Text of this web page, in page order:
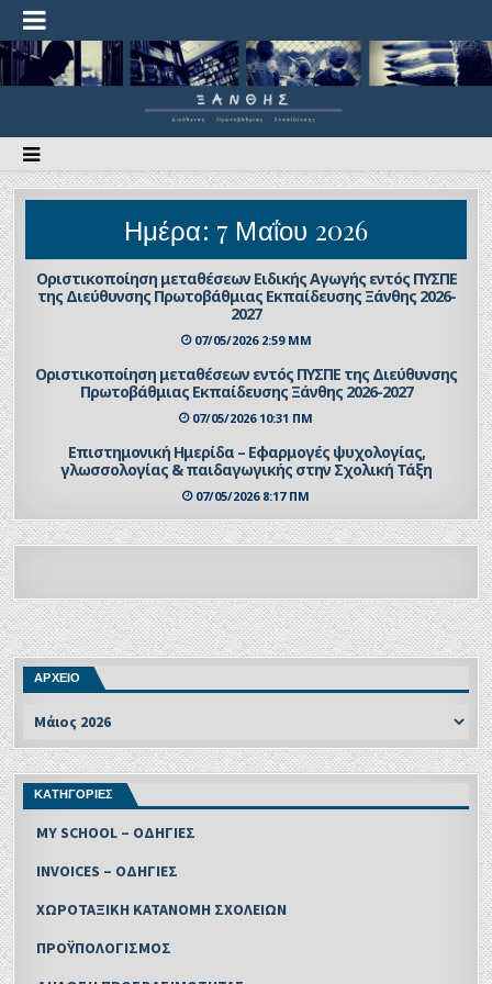
Ημέρα: 7 Μαΐου 2026
Οριστικοποίηση μεταθέσεων Ειδικής Αγωγής εντός ΠΥΣΠΕ
της Διεύθυνσης Πρωτοβάθμιας Εκπαίδευσης Ξάνθης 2026-
2027
07/05/2026 2:59 ΜΜ
Οριστικοποίηση μεταθέσεων εντός ΠΥΣΠΕ της Διεύθυνσης
Πρωτοβάθμιας Εκπαίδευσης Ξάνθης 2026-2027
07/05/2026 10:31 ΠΜ
Επιστημονική Ημερίδα – Εφαρμογές ψυχολογίας,
γλωσσολογίας & παιδαγωγικής στην Σχολική Τάξη
07/05/2026 8:17 ΠΜ
ΑΡΧΕΙΟ
ΚΑΤΗΓΟΡΙΕΣ
MY SCHOOL – ΟΔΗΓΙΕΣ
INVOICES – ΟΔΗΓΙΕΣ
ΧΩΡΟΤΑΞΙΚΗ ΚΑΤΑΝΟΜΗ ΣΧΟΛΕΙΩΝ
ΠΡΟΫΠΟΛΟΓΙΣΜΟΣ